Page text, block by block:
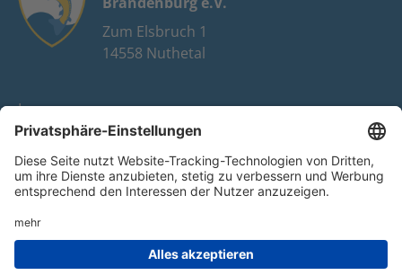
Zum Elsbruch 1
14558 Nuthetal
Impressum
Datenschutz
FAQ